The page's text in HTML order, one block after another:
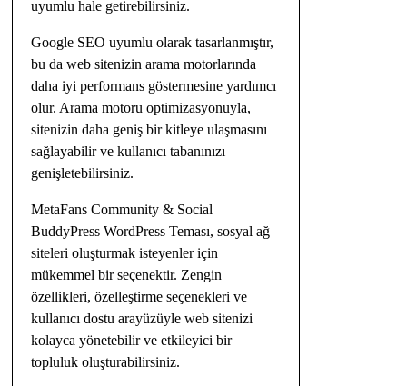
uyumlu hale getirebilirsiniz.
Google SEO uyumlu olarak tasarlanmıştır,
bu da web sitenizin arama motorlarında
daha iyi performans göstermesine yardımcı
olur. Arama motoru optimizasyonuyla,
sitenizin daha geniş bir kitleye ulaşmasını
sağlayabilir ve kullanıcı tabanınızı
genişletebilirsiniz.
MetaFans Community & Social
BuddyPress WordPress Teması, sosyal ağ
siteleri oluşturmak isteyenler için
mükemmel bir seçenektir. Zengin
özellikleri, özelleştirme seçenekleri ve
kullanıcı dostu arayüzüyle web sitenizi
kolayca yönetebilir ve etkileyici bir
topluluk oluşturabilirsiniz.